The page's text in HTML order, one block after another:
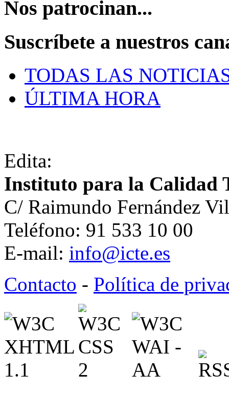
Nos patrocinan...
Suscríbete a nuestros
TODAS LAS
ÚLTIMA HORA
Edita:
Instituto para la Calidad
C/ Raimundo Fernández
Teléfono: 91 533 10 00
E-mail: info@icte.es
Contacto - Política de